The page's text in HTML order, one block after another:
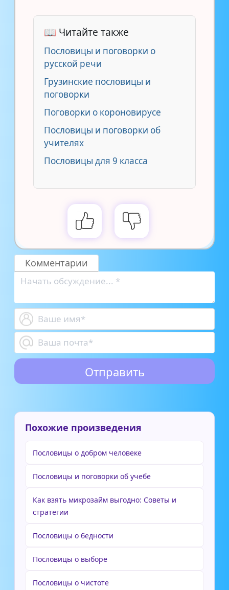
📖 Читайте также
Пословицы и поговорки о
русской речи
Грузинские пословицы и
поговорки
Поговорки о короновирусе
Пословицы и поговорки об
учителях
Пословицы для 9 класса
Комментарии
Похожие произведения
Пословицы о добром человеке
Пословицы и поговорки об учебе
Как взять микрозайм выгодно: Советы и
стратегии
Пословицы о бедности
Пословицы о выборе
Пословицы о чистоте